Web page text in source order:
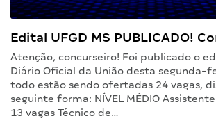
Edital UFGD MS PUBLICADO!
Atenção, concurseiro! Foi publicado o
Diário Oficial da União desta segunda-
todo estão sendo ofertadas 24 vagas,
seguinte forma: NÍVEL MÉDIO
13 vagas Técnico de…